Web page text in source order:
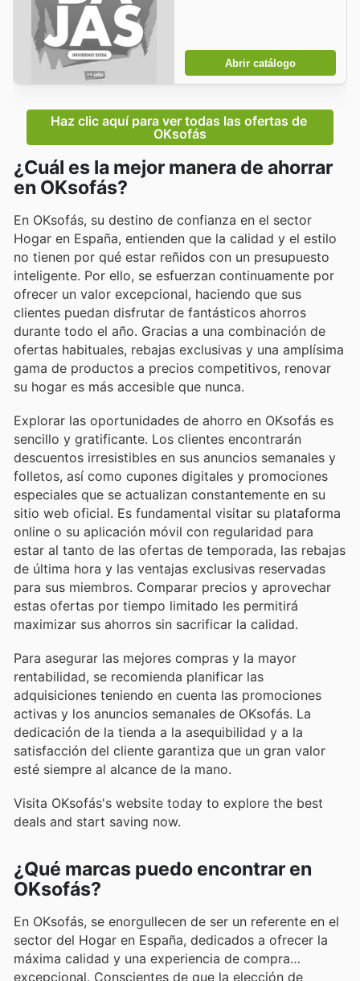
Abrir catálogo
Haz clic aquí para ver todas las ofertas de
OKsofás
¿Cuál es la mejor manera de ahorrar
en OKsofás?
En OKsofás, su destino de confianza en el sector
Hogar en España, entienden que la calidad y el estilo
no tienen por qué estar reñidos con un presupuesto
inteligente. Por ello, se esfuerzan continuamente por
ofrecer un valor excepcional, haciendo que sus
clientes puedan disfrutar de fantásticos ahorros
durante todo el año. Gracias a una combinación de
ofertas habituales, rebajas exclusivas y una amplísima
gama de productos a precios competitivos, renovar
su hogar es más accesible que nunca.
Explorar las oportunidades de ahorro en OKsofás es
sencillo y gratificante. Los clientes encontrarán
descuentos irresistibles en sus anuncios semanales y
folletos, así como cupones digitales y promociones
especiales que se actualizan constantemente en su
sitio web oficial. Es fundamental visitar su plataforma
online o su aplicación móvil con regularidad para
estar al tanto de las ofertas de temporada, las rebajas
de última hora y las ventajas exclusivas reservadas
para sus miembros. Comparar precios y aprovechar
estas ofertas por tiempo limitado les permitirá
maximizar sus ahorros sin sacrificar la calidad.
Para asegurar las mejores compras y la mayor
rentabilidad, se recomienda planificar las
adquisiciones teniendo en cuenta las promociones
activas y los anuncios semanales de OKsofás. La
dedicación de la tienda a la asequibilidad y a la
satisfacción del cliente garantiza que un gran valor
esté siempre al alcance de la mano.
Visita OKsofás's website today to explore the best
deals and start saving now.
¿Qué marcas puedo encontrar en
OKsofás?
En OKsofás, se enorgullecen de ser un referente en el
sector del Hogar en España, dedicados a ofrecer la
máxima calidad y una experiencia de compra
excepcional. Conscientes de que la elección de